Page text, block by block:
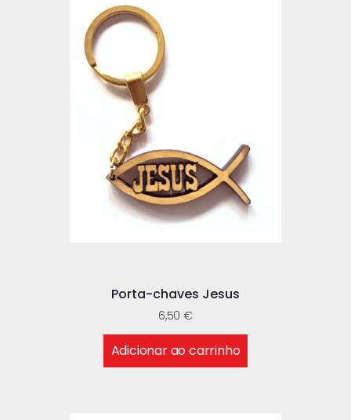
Porta-chaves Jesus
6,50€
Adicionar ao carrinho